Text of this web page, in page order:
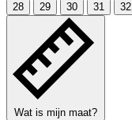
28 29 30 31 32
Wat is mijn maat?